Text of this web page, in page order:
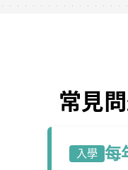
常見
入學 每